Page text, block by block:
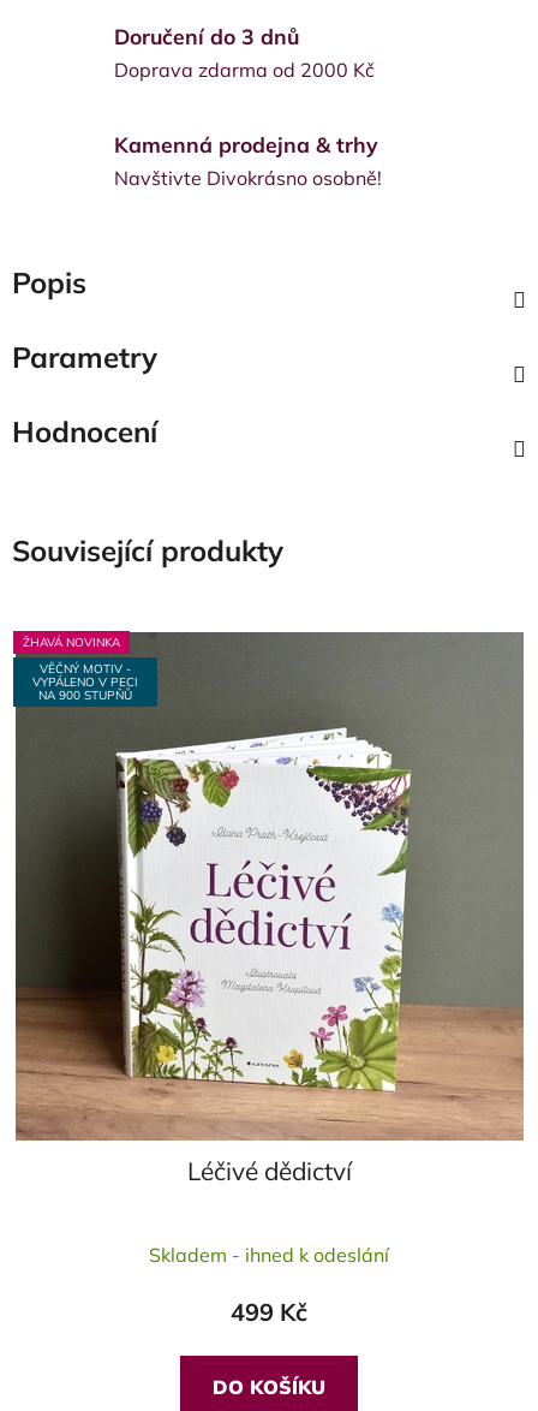
Doručení do 3 dnů
Doprava zdarma od 2000 Kč
Kamenná prodejna & trhy
Navštivte Divokrásno osobně!
Popis
Parametry
Hodnocení
Související produkty
ŽHAVÁ NOVINKA
VĚČNÝ MOTIV -
VYPÁLENO V PECI
NA 900 STUPŇŮ
Léčivé dědictví
hodnocení
je
5,0
z
Skladem - ihned k odeslání
499 Kč
DO KOŠÍKU